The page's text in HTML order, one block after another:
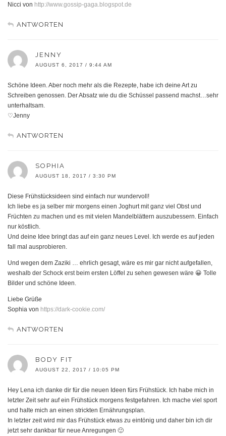
Nicci von http://www.gossip-gaga.blogspot.de
ANTWORTEN
JENNY
AUGUST 6, 2017 / 9:44 AM
Schöne Ideen. Aber noch mehr als die Rezepte, habe ich deine Art zu
Schreiben genossen. Der Absatz wie du die Schüssel passend machst…sehr
unterhaltsam.
♡Jenny
ANTWORTEN
SOPHIA
AUGUST 18, 2017 / 3:30 PM
Diese Frühstücksideen sind einfach nur wundervoll!
Ich liebe es ja selber mir morgens einen Joghurt mit ganz viel Obst und
Früchten zu machen und es mit vielen Mandelblättern auszubessern. Einfach
nur köstlich.
Und deine Idee bringt das auf ein ganz neues Level. Ich werde es auf jeden
fall mal ausprobieren.
Und wegen dem Zaziki … ehrlich gesagt, wäre es mir gar nicht aufgefallen,
weshalb der Schock erst beim ersten Löffel zu sehen gewesen wäre 😀 Tolle
Bilder und schöne Ideen.
Liebe Grüße
Sophia von https://dark-cookie.com/
ANTWORTEN
BODY FIT
AUGUST 22, 2017 / 10:05 PM
Hey Lena ich danke dir für die neuen Ideen fürs Frühstück. Ich habe mich in
letzter Zeit sehr auf ein Frühstück morgens festgefahren. Ich mache viel sport
und halte mich an einen strickten Ernährungsplan.
In letzter zeit wird mir das Frühstück etwas zu eintönig und daher bin ich dir
jetzt sehr dankbar für neue Anregungen 🙂